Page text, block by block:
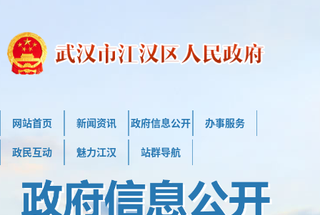
网站首页 新闻资讯 政府信息公开 办事服务
政民互动 魅力江汉 站群导航